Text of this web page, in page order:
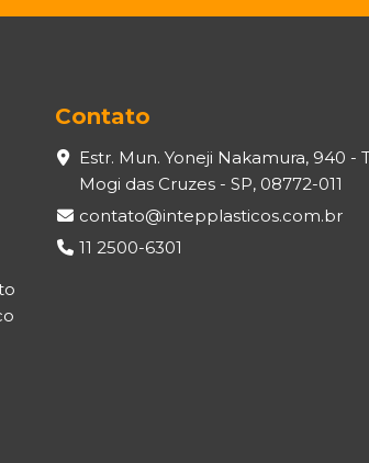
Contato
Estr. Mun. Yoneji Nakamura, 940 -
Mogi das Cruzes - SP, 08772-011
contato@intepplasticos.com.br
11 2500-6301